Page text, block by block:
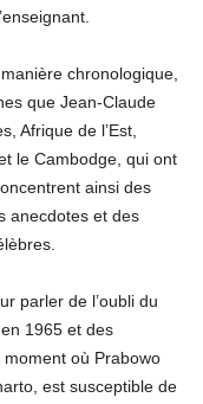
chronologique,
que Jean-Claude
Afrique de l’Est,
le Cambodge, qui ont
ainsi des
anecdotes et des
parler de l’oubli du
1965 et des
où Prabowo
est susceptible de